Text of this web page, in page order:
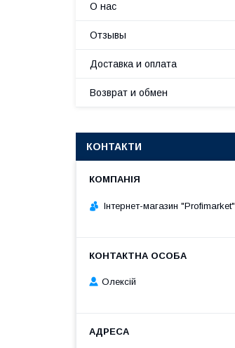
О нас
Отзывы
Доставка и оплата
Возврат и обмен
КОНТАКТИ
Інтернет-магазин "Profimarket"
Олексій